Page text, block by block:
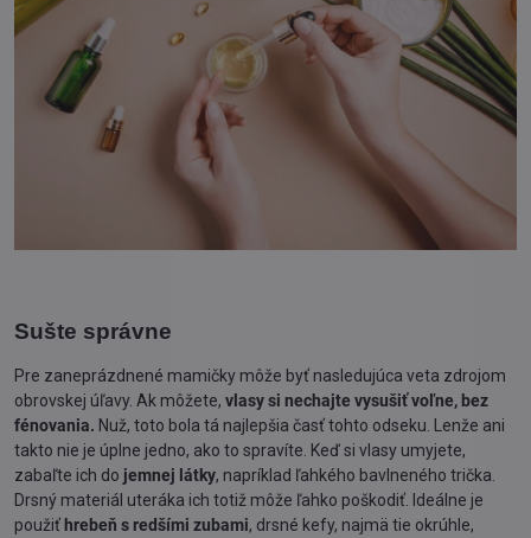
Sušte správne
Pre zaneprázdnené mamičky môže byť nasledujúca veta zdrojom
obrovskej úľavy. Ak môžete, vlasy si nechajte vysušiť voľne, bez
fénovania. Nuž, toto bola tá najlepšia časť tohto odseku. Lenže ani
takto nie je úplne jedno, ako to spravíte. Keď si vlasy umyjete,
zabaľte ich do jemnej látky, napríklad ľahkého bavlneného trička.
Drsný materiál uteráka ich totiž môže ľahko poškodiť. Ideálne je
použiť hrebeň s redšími zubami, drsné kefy, najmä tie okrúhle,